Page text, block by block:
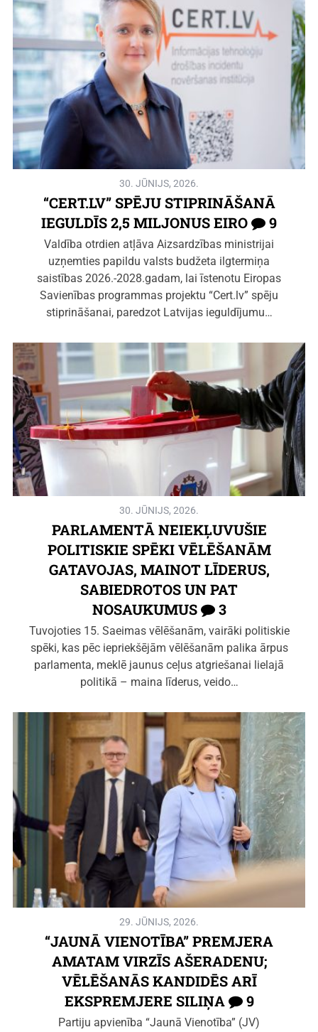
30. JŪNIJS, 2026.
“CERT.LV” SPĒJU STIPRINĀŠANĀ
IEGULDĪS 2,5 MILJONUS EIRO
9
Valdība otrdien atļāva Aizsardzības ministrijai
uzņemties papildu valsts budžeta ilgtermiņa
saistības 2026.-2028.gadam, lai īstenotu Eiropas
Savienības programmas projektu “Cert.lv” spēju
stiprināšanai, paredzot Latvijas ieguldījumu…
30. JŪNIJS, 2026.
PARLAMENTĀ NEIEKĻUVUŠIE
POLITISKIE SPĒKI VĒLĒŠANĀM
GATAVOJAS, MAINOT LĪDERUS,
SABIEDROTOS UN PAT
NOSAUKUMUS
3
Tuvojoties 15. Saeimas vēlēšanām, vairāki politiskie
spēki, kas pēc iepriekšējām vēlēšanām palika ārpus
parlamenta, meklē jaunus ceļus atgriešanai lielajā
politikā – maina līderus, veido…
29. JŪNIJS, 2026.
“JAUNĀ VIENOTĪBA” PREMJERA
AMATAM VIRZĪS AŠERADENU;
VĒLĒŠANĀS KANDIDĒS ARĪ
EKSPREMJERE SILIŅA
9
Partiju apvienība “Jaunā Vienotība” (JV)